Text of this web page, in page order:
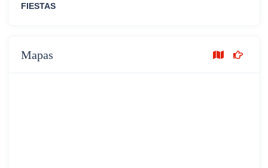
FIESTAS
Mapas